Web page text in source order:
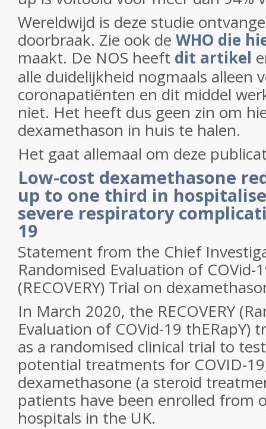
Wereldwijd is deze studie
doorbraak. Zie ook de WHO die
maakt. De NOS heeft dit artikel
alle duidelijkheid nogmaals alleen
coronapatiënten en dit middel
niet. Het heeft dus geen zin om
dexamethason in huis te halen.
Het gaat allemaal om deze
Low-cost dexamethasone
up to one third in
severe respiratory
19
Statement from the Chief
Randomised Evaluation of COVid-
(RECOVERY) Trial on
In March 2020, the RECOVERY
Evaluation of COVid-19 thERapY)
as a randomised clinical trial to
potential treatments for COVID-
dexamethasone (a steroid
patients have been enrolled from
hospitals in the UK.